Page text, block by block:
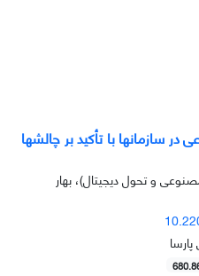
سازمان‏ها با تأکید بر چالش‏ها
هوش مصنوعی و تحول دیجیتال)، بهار